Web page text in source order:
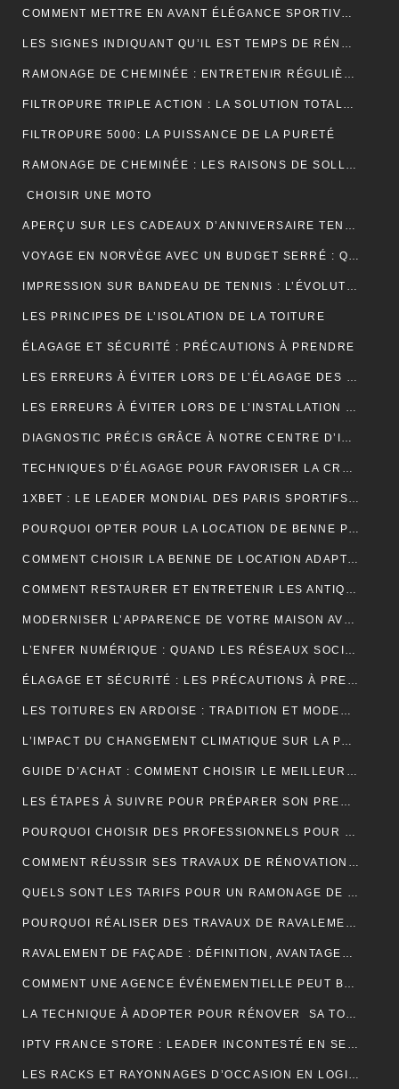
COMMENT METTRE EN AVANT ÉLÉGANCE SPORTIVE AVEC LE POLO RUGBY ALL BLACK ?
LES SIGNES INDIQUANT QU’IL EST TEMPS DE RÉNOVER VOTRE TOITURE
RAMONAGE DE CHEMINÉE : ENTRETENIR RÉGULIÈREMENT VOS CONDUITS DE FUMÉE
FILTROPURE TRIPLE ACTION : LA SOLUTION TOTALE POUR L’EAU
FILTROPURE 5000: LA PUISSANCE DE LA PURETÉ
RAMONAGE DE CHEMINÉE : LES RAISONS DE SOLLICITER LES SERVICES D’UN PROFESSIONNEL
CHOISIR UNE MOTO
APERÇU SUR LES CADEAUX D’ANNIVERSAIRE TENDANCES
VOYAGE EN NORVÈGE AVEC UN BUDGET SERRÉ : QUELQUES PETITS CONSEILS
IMPRESSION SUR BANDEAU DE TENNIS : L’ÉVOLUTION MODERNE
LES PRINCIPES DE L’ISOLATION DE LA TOITURE
ÉLAGAGE ET SÉCURITÉ : PRÉCAUTIONS À PRENDRE
LES ERREURS À ÉVITER LORS DE L’ÉLAGAGE DES JEUNES ARBRES
LES ERREURS À ÉVITER LORS DE L’INSTALLATION D’UNE NOUVELLE TOITURE
DIAGNOSTIC PRÉCIS GRÂCE À NOTRE CENTRE D’IMAGERIE ET SCANNER MODERNE
TECHNIQUES D’ÉLAGAGE POUR FAVORISER LA CROISSANCE DES ARBRES
1XBET : LE LEADER MONDIAL DES PARIS SPORTIFS EN LIGNE GRÂCE À UNE PLATEFORME CONVIVIALE ET UNE DIVERSITÉ DE MARCHÉS
POURQUOI OPTER POUR LA LOCATION DE BENNE POUR VOS PROJETS DE CONSTRUCTION?
COMMENT CHOISIR LA BENNE DE LOCATION ADAPTÉE À VOS BESOINS?
COMMENT RESTAURER ET ENTRETENIR LES ANTIQUITÉS?
MODERNISER L’APPARENCE DE VOTRE MAISON AVEC DES PORTES DE GARAGE SECTIONNELLES (ADOPTEZ LES PORTES AMC)
L’ENFER NUMÉRIQUE : QUAND LES RÉSEAUX SOCIAUX DEVIENNENT UN CAUCHEMAR
ÉLAGAGE ET SÉCURITÉ : LES PRÉCAUTIONS À PRENDRE
LES TOITURES EN ARDOISE : TRADITION ET MODERNITÉ
L’IMPACT DU CHANGEMENT CLIMATIQUE SUR LA PRODUCTION DE VANILLE À MADAGASCAR
GUIDE D’ACHAT : COMMENT CHOISIR LE MEILLEUR SPIROMÈTRE POUR VOS BESOINS
LES ÉTAPES À SUIVRE POUR PRÉPARER SON PREMIER MARATHON
POURQUOI CHOISIR DES PROFESSIONNELS POUR VOTRE DÉMÉNAGEMENT CLICHY ?
COMMENT RÉUSSIR SES TRAVAUX DE RÉNOVATION DE COUVERTURE ?
QUELS SONT LES TARIFS POUR UN RAMONAGE DE CHEMINÉE ?
POURQUOI RÉALISER DES TRAVAUX DE RAVALEMENT DE FAÇADE ?
RAVALEMENT DE FAÇADE : DÉFINITION, AVANTAGES ET ERREURS À ÉVITER
COMMENT UNE AGENCE ÉVÉNEMENTIELLE PEUT BOOSTER L’ATTRACTIVITÉ D’UNE DESTINATION TOURISTIQUE ?
LA TECHNIQUE À ADOPTER POUR RÉNOVER SA TOITURE EN TUILES
IPTV FRANCE STORE : LEADER INCONTESTÉ EN SERVICES IPTV DE QUALITÉ SUPÉRIEURE
LES RACKS ET RAYONNAGES D’OCCASION EN LOGISTIQUE